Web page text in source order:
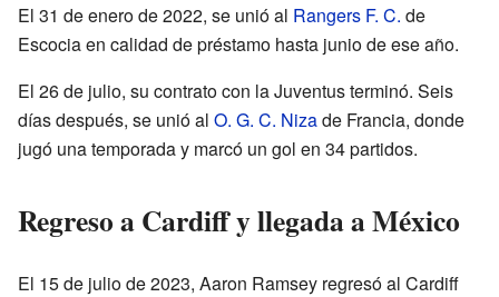
El 31 de enero de 2022, se unió al Rangers F. C. de
Escocia en calidad de préstamo hasta junio de ese año.
El 26 de julio, su contrato con la Juventus terminó. Seis
días después, se unió al O. G. C. Nizade Francia, donde
jugó una temporada y marcó un gol en 34 partidos.
Regreso a Cardiff y llegada a México
El 15 de julio de 2023, Aaron Ramsey regresó al Cardiff